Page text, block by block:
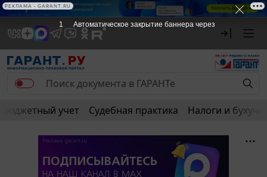
Бюджетный учет Судебная практика Налоги и
1 Автоматическое закрытие баннера через
РЕКЛАМА • GARANT.RU